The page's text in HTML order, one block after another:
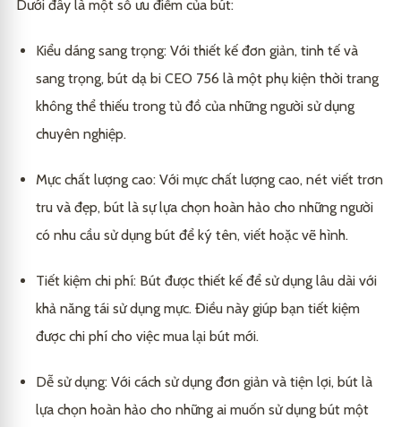
Dưới đây là một số ưu điểm của bút:
Kiểu dáng sang trọng: Với thiết kế đơn giản, tinh tế và
sang trọng, bút dạ bi CEO 756 là một phụ kiện thời trang
không thể thiếu trong tủ đồ của những người sử dụng
chuyên nghiệp.
Mực chất lượng cao: Với mực chất lượng cao, nét viết trơn
tru và đẹp, bút là sự lựa chọn hoàn hảo cho những người
có nhu cầu sử dụng bút để ký tên, viết hoặc vẽ hình.
Tiết kiệm chi phí: Bút được thiết kế để sử dụng lâu dài với
khả năng tái sử dụng mực. Điều này giúp bạn tiết kiệm
được chi phí cho việc mua lại bút mới.
Dễ sử dụng: Với cách sử dụng đơn giản và tiện lợi, bút là
lựa chọn hoàn hảo cho những ai muốn sử dụng bút một